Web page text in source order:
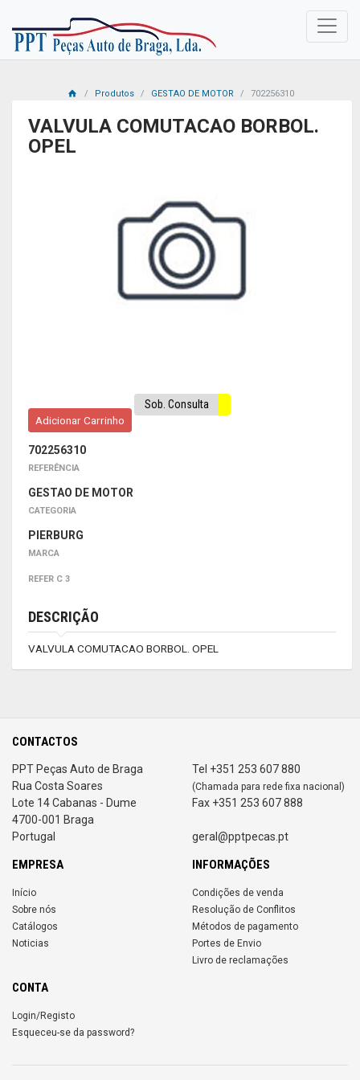
Produtos GESTAO DE MOTOR 702256310
VALVULA COMUTACAO BORBOL.
OPEL
Adicionar Carrinho
Sob. Consulta
702256310
REFERÊNCIA
GESTAO DE MOTOR
CATEGORIA
PIERBURG
MARCA
REFER C 3
DESCRIÇÃO
VALVULA COMUTACAO BORBOL. OPEL
CONTACTOS
PPT Peças Auto de Braga
Rua Costa Soares
Lote 14 Cabanas - Dume
4700-001 Braga
Portugal
Tel +351 253 607 880
(Chamada para rede fixa nacional)
Fax +351 253 607 888
geral@pptpecas.pt
EMPRESA
Início
Sobre nós
Catálogos
Noticias
INFORMAÇÕES
Condições de venda
Resolução de Conflitos
Métodos de pagamento
Portes de Envio
Livro de reclamações
CONTA
Login/Registo
Esqueceu-se da password?